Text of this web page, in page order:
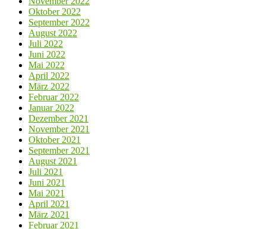
Oktober 2022
September 2022
August 2022
Juli 2022
Juni 2022
Mai 2022
April 2022
März 2022
Februar 2022
Januar 2022
Dezember 2021
November 2021
Oktober 2021
September 2021
August 2021
Juli 2021
Juni 2021
Mai 2021
April 2021
März 2021
Februar 2021